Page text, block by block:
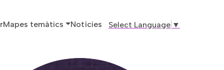
principal
Mapes temàtics Notícies Select Language ▼